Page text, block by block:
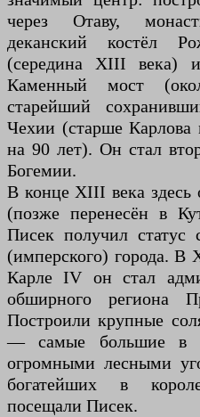
через Отаву,
деканский костёл
(середина XIII века)
Каменный мост
старейший
Чехии (старше
на 90 лет). Он стал
Богемии.
В конце XIII века здесь
(позже перенесён в
Писек получил статус
(имперского) города. В
Карле IV он стал
обширного региона
Построили крупные
— самые большие в
огромными лесными
богатейших в
посещали Писек.